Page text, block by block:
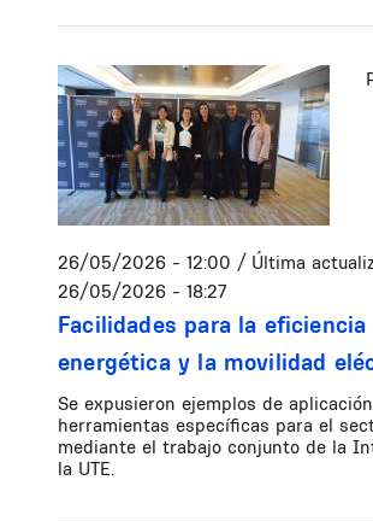
26/05/2026 - 12:00 / Última
26/05/2026 - 18:27
Facilidades para la eficiencia
energética y la movilidad
Se expusieron ejemplos de
herramientas específicas para el
mediante el trabajo conjunto de la
la UTE.